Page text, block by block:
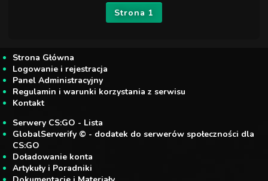
Strona 1
Strona Główna
Logowanie i rejestracja
Panel Administracyjny
Regulamin i warunki korzystania z serwisu
Kontakt
Serwery CS:GO - Lista
GlobalServerify © - dodatek do serwerów społeczności dla
CS:GO
Doładowanie konta
Artykuły i Poradniki